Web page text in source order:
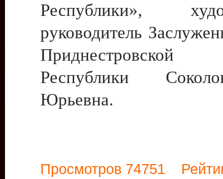
Республики»,
руководитель
Приднестровской
Республики
Юрьевна.
Просмотров 74751